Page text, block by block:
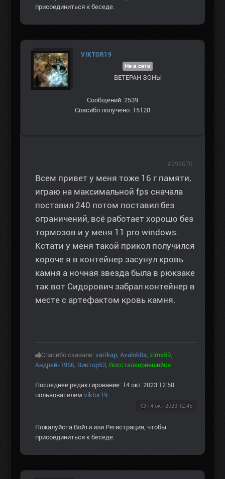
присоединиться к беседе.
VIKTOR19
Не в сети
ВЕТЕРАН ЗOНЫ
Сообщений: 2539
Спасибо получено: 15128
Всем привет у меня тоже 16 г памяти,
играю на максимальной fps сначала
поставил 240 потом поставил без
ограничений, всё работает хорошо без
тормозов и у меня 11 pro windows.
Кстати у меня такой прикол получился
короче я в контейнер засунул кровь
камня а ночная звезда была в рюкзаке
так вот Сидорович забрал контейнер в
месте с артефактом кровь камня.
Спасибо сказали: varikap Avalokita zima59
Андрей-1966 Виктор53 Воссталкерившийся
Последнее редактирование: 14 окт 2023 12:58
пользователем viktor19
14 окт 2023 12:46
#298670
Пожалуйста Войти или Регистрация , чтобы
присоединиться к беседе.